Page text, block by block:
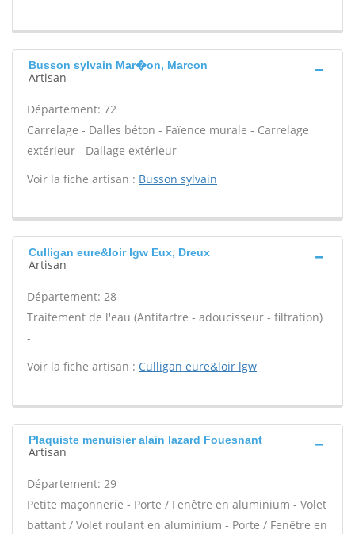
Busson sylvain Mar�on, Marcon
Artisan
Département: 72
Carrelage - Dalles béton - Faïence murale - Carrelage
extérieur - Dallage extérieur -
Voir la fiche artisan : Busson sylvain
Culligan eure&loir lgw Eux, Dreux
Artisan
Département: 28
Traitement de l'eau (Antitartre - adoucisseur - filtration)
-
Voir la fiche artisan : Culligan eure&loir lgw
Plaquiste menuisier alain lazard Fouesnant
Artisan
Département: 29
Petite maçonnerie - Porte / Fenêtre en aluminium - Volet
battant / Volet roulant en aluminium - Porte / Fenêtre en